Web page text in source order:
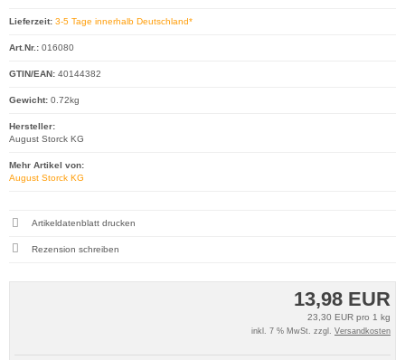
13,98 EUR
23,30 EUR pro 1 kg
inkl. 7 % MwSt. zzgl. Versandkosten
Lieferzeit: 3-5 Tage innerhalb Deutschland*
Art.Nr.: 016080
GTIN/EAN: 40144382
Gewicht: 0.72kg
Hersteller:
August Storck KG
Mehr Artikel von:
August Storck KG
Artikeldatenblatt drucken
Rezension schreiben